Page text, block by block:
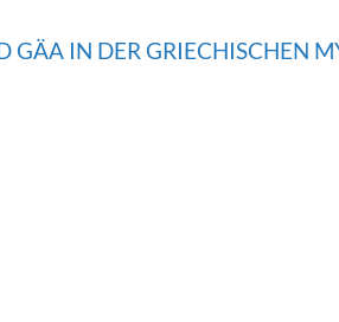
GÄA IN DER GRIECHISCHEN